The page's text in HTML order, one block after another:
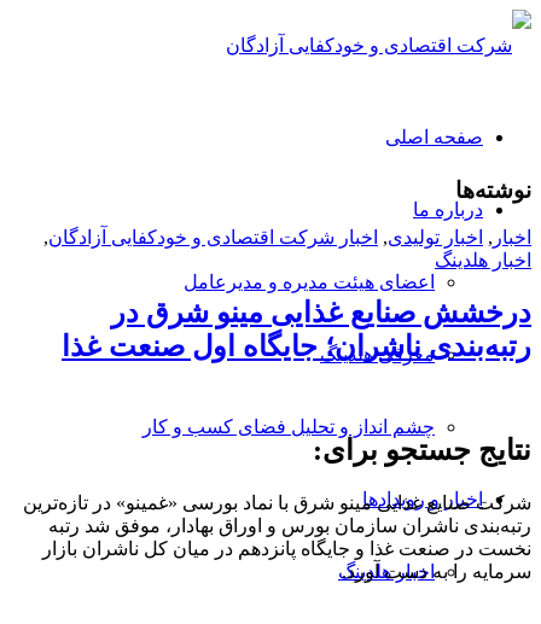
صفحه اصلی
درباره ما
اعضای هیئت مدیره و مدیرعامل
معرفی هلدینگ
چشم انداز و تحلیل فضای کسب و کار
اخبار و رویدادها
اخبار هلدینگ
نوشته‌ها
اخبار , اخبار تولیدی, اخبار شرکت اقتصادی و خودکفایی آزادگان,
اخبار هلدینگ
درخشش صنایع غذایی مینو شرق در
رتبه‌بندی ناشران؛ جایگاه اول صنعت غذا
نتایج جستجو برای:
شرکت صنایع غذایی مینو شرق با نماد بورسی «غمینو» در تازه‌ترین
رتبه‌بندی ناشران سازمان بورس و اوراق بهادار، موفق شد رتبه
نخست در صنعت غذا و جایگاه پانزدهم در میان کل ناشران بازار
سرمایه را به دست آورد.